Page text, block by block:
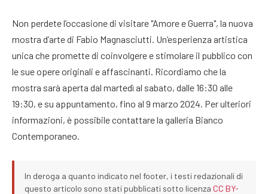
Non perdete l’occasione di visitare "Amore e Guerra", la nuova
mostra d’arte di Fabio Magnasciutti. Un’esperienza artistica
unica che promette di coinvolgere e stimolare il pubblico con
le sue opere originali e affascinanti. Ricordiamo che la
mostra sarà aperta dal martedì al sabato, dalle 16:30 alle
19:30, e su appuntamento, fino al 9 marzo 2024. Per ulteriori
informazioni, è possibile contattare la galleria Bianco
Contemporaneo.
In deroga a quanto indicato nel footer, i testi redazionali di
questo articolo sono stati pubblicati sotto licenza CC BY-